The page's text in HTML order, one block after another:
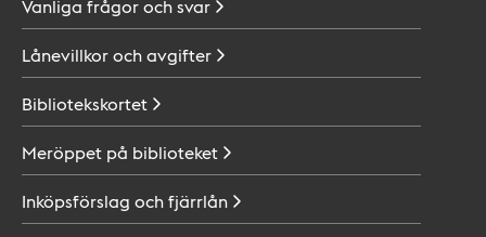
Vanliga frågor ochsvar
Lånevillkor ochavgifter
Bibliotekskortet
Meröppet på biblioteket
Inköpsförslag ochfjärrlån